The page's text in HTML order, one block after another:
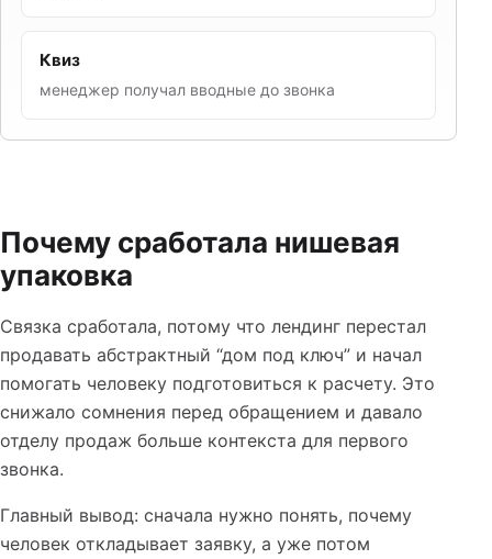
Квиз
менеджер получал вводные до звонка
Почему сработала нишевая
упаковка
Связка сработала, потому что лендинг перестал
продавать абстрактный “дом под ключ” и начал
помогать человеку подготовиться к расчету. Это
снижало сомнения перед обращением и давало
отделу продаж больше контекста для первого
звонка.
Главный вывод: сначала нужно понять, почему
человек откладывает заявку, а уже потом